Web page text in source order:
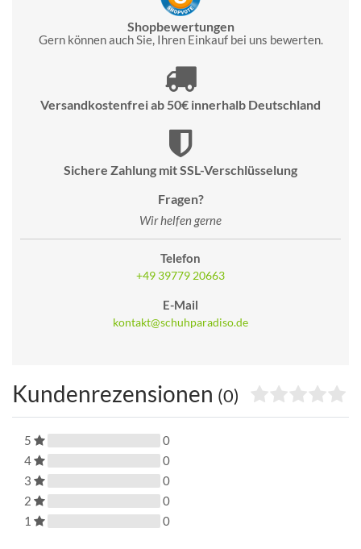
Shopbewertungen
Gern können auch Sie, Ihren Einkauf bei uns bewerten.
Versandkostenfrei ab 50€ innerhalb Deutschland
Sichere Zahlung mit SSL-Verschlüsselung
Fragen?
Wir helfen gerne
Telefon
+49 39779 20663
E-Mail
kontakt@schuhparadiso.de
Kundenrezensionen (0)
5
0
4
0
3
0
2
0
1
0